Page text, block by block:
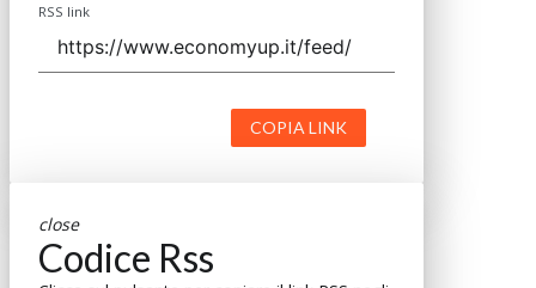
RSS link
COPIA LINK
close
Codice Rss